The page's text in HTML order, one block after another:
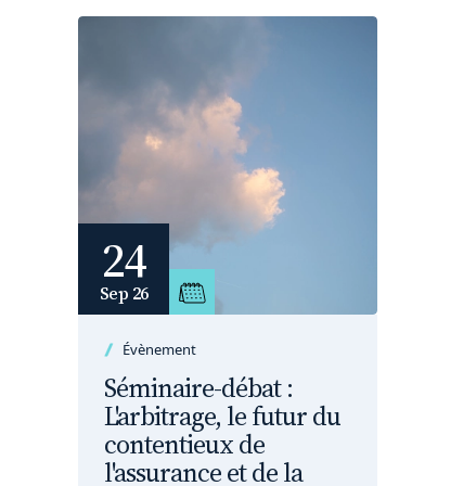
24
Sep 26
Évènement
Séminaire-débat :
L'arbitrage, le futur du
contentieux de
l'assurance et de la